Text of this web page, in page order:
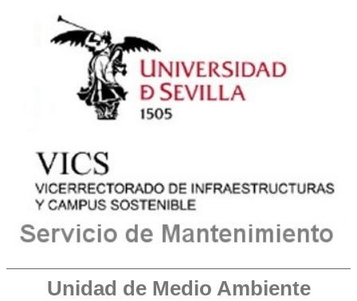
Unidad de Medio Ambiente